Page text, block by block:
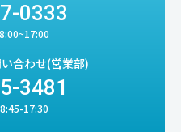
0333
合わせ(営業部)
3481
17:30